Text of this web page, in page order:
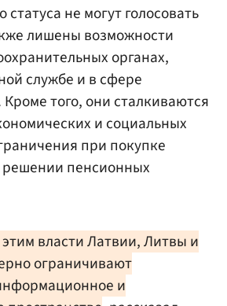
статуса не могут голосовать
лишены возможности
органах,
службе и в сфере
того, они сталкиваются
и социальных
при покупке
пенсионных
власти Латвии, Литвы и
ограничивают
и